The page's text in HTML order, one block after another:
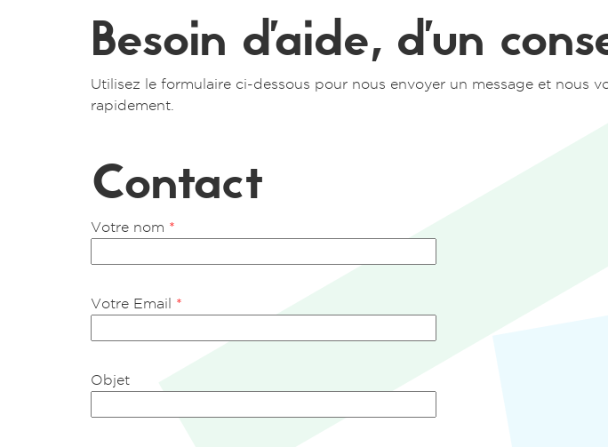
Besoin d'aide, d'un
Utilisez le formulaire ci-dessous pour nous envoyer un message et nous
rapidement.
Contact
Votre nom *
Votre Email *
Objet